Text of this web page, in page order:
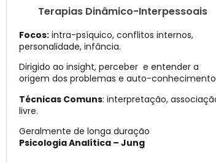
Terapias Dinâmico-Interpessoais
Focos: intra-psíquico, conflitos internos,
personalidade, infância.
Dirigido ao insight, perceber e entender a
origem dos problemas e auto-
Técnicas Comuns: interpretação,
livre.
Geralmente de longa duração
Psicologia Analítica – Jung